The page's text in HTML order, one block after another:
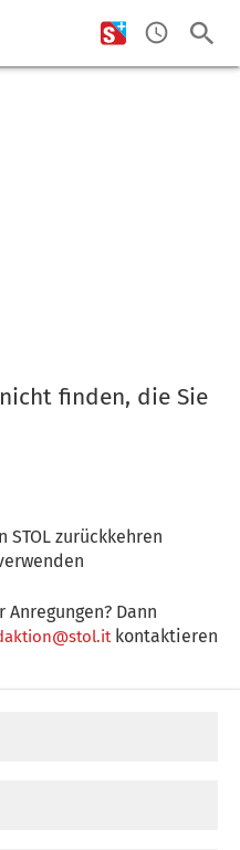
finden, die Sie
STOL zurückkehren
Dann
kontaktieren